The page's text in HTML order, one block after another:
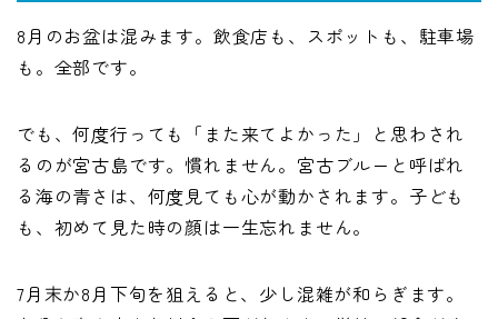
8月のお盆は混みます。飲食店も、スポットも、駐車場
も。全部です。
でも、何度行っても「また来てよかった」と思わされ
るのが宮古島です。慣れません。宮古ブルーと呼ばれ
る海の青さは、何度見ても心が動かされます。子ども
も、初めて見た時の顔は一生忘れません。
7月末か8月下旬を狙えると、少し混雑が和らぎます。